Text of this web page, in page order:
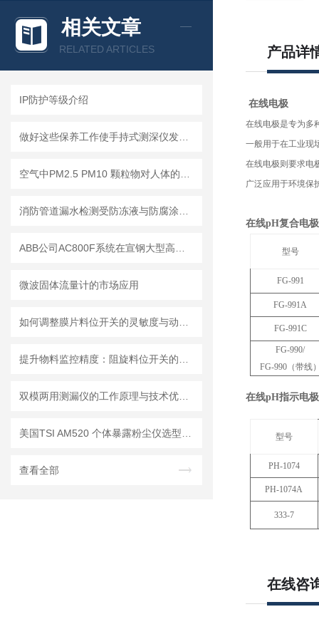
相关文章
RELATED ARTICLES
IP防护等级介绍
微波固体流量计的市场应用
查看全部
产品详
在线电极
在线电极是专为多
一般用于在工业现
在线电极则要求电
广泛应用于环境保
在线pH复合电极
型号
FG-991
FG-991A
FG-991C
FG-990/
FG-990（带线
在线pH指示电极
型号
PH-1074
PH-1074A
333-7
在线咨